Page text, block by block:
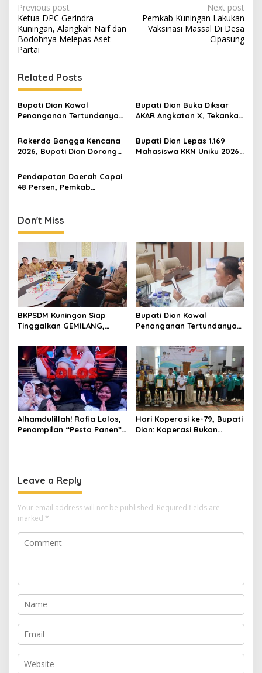
Post
navigation
Previous post
Ketua DPC Gerindra
Kuningan, Alangkah Naif dan
Bodohnya Melepas Aset
Partai
Next post
Pemkab Kuningan Lakukan
Vaksinasi Massal Di Desa
Cipasung
Related Posts
Bupati Dian Kawal
Penanganan Tertundanya
Umrah Kuningan, Minta Hak
Jemaah Dipenuhi
Bupati Dian Buka Diksar
AKAR Angkatan X, Tekankan
Kepedulian Lingkungan
Rakerda Bangga Kencana
2026, Bupati Dian Dorong
Bangun Keluarga
Berkualitas
Bupati Dian Lepas 1.169
Mahasiswa KKN Uniku 2026,
Pendapatan Daerah Capai
48 Persen, Pemkab
Don't Miss
BKPSDM Kuningan Siap
Tinggalkan GEMILANG,
untuk Perkuat Sistem Merit
ASN
Bupati Dian Kawal
Penanganan Tertundanya
Umrah Kuningan, Minta Hak
Jemaah Dipenuhi
Alhamdulillah! Rofia Lolos,
Penampilan “Pesta Panen”
Hari Koperasi ke-79, Bupati
Dian: Koperasi Bukan
Leave a Reply
Your email address will not be published. Required fields are
marked *